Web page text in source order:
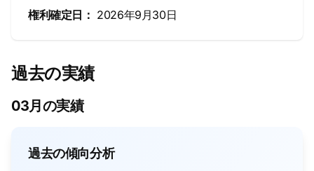
権利確定日： 2026年9月30日
過去の実績
03月の実績
過去の傾向分析